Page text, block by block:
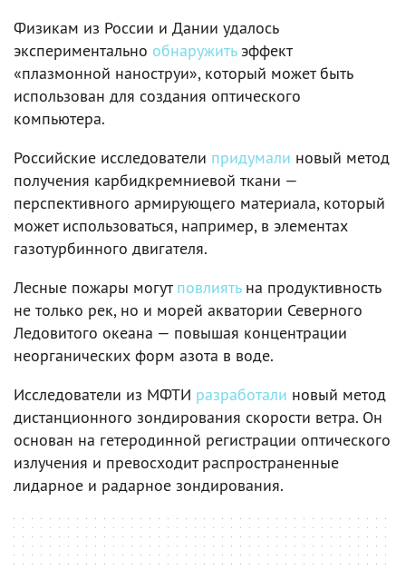
Физикам из России и Дании удалось
экспериментально обнаружитьэффект
«плазмонной наноструи», который может быть
использован для создания оптического
компьютера.
Российские исследователи придумали новый метод
получения карбидкремниевой ткани —
перспективного армирующего материала, который
может использоваться, например, в элементах
газотурбинного двигателя.
Лесные пожары могутповлиятьна продуктивность
не только рек, но и морей акватории Северного
Ледовитого океана — повышая концентрации
неорганических форм азота в воде.
Исследователи из МФТИ разработали новый метод
дистанционного зондирования скорости ветра. Он
основан на гетеродинной регистрации оптического
излучения и превосходит распространенные
лидарное и радарное зондирования.